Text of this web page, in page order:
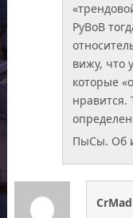
РуВоВ
вижу, что
которые
нравится.
ПыСы. Об
CrMad